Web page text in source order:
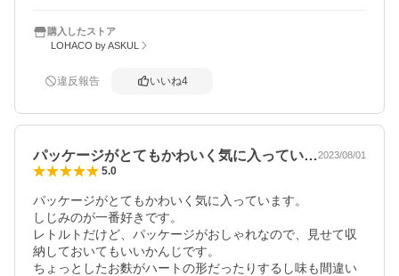
購入したストア
LOHACO by ASKUL
違反報告 いいね4
パッケージがとてもかわいく気に入ってい…2023/08/01
5.0
パッケージがとてもかわいく気に入っています。
しじみのが一番好きです。
レトルトだけど、パッケージがおしゃれなので、見せて収
納しておいてもいいかんじです。
ちょっとしたお麩がハートの形だったりするし味も間違い